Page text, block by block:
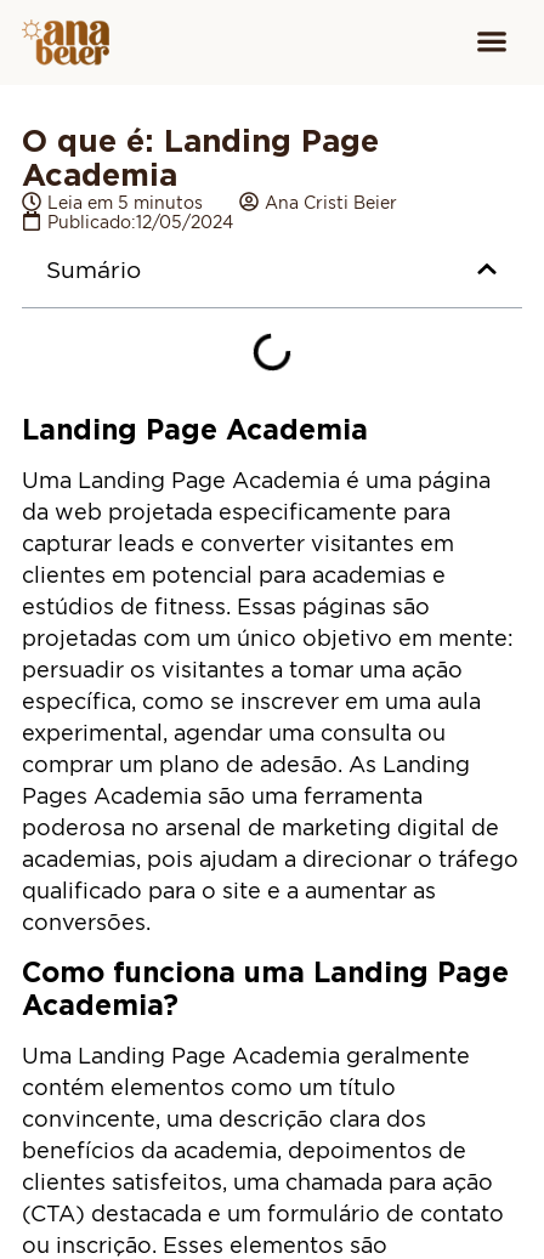
O que é: Landing Page
Academia
Leia em 5 minutos
Ana Cristi Beier
Publicado:12/05/2024
Sumário
Landing Page Academia
Uma Landing Page Academia é uma página
da web projetada especificamente para
capturar leads e converter visitantes em
clientes em potencial para academias e
estúdios de fitness. Essas páginas são
projetadas com um único objetivo em mente:
persuadir os visitantes a tomar uma ação
específica, como se inscrever em uma aula
experimental, agendar uma consulta ou
comprar um plano de adesão. As Landing
Pages Academia são uma ferramenta
poderosa no arsenal de marketing digital de
academias, pois ajudam a direcionar o tráfego
qualificado para o site e a aumentar as
conversões.
Como funciona uma Landing Page
Academia?
Uma Landing Page Academia geralmente
contém elementos como um título
convincente, uma descrição clara dos
benefícios da academia, depoimentos de
clientes satisfeitos, uma chamada para ação
(CTA) destacada e um formulário de contato
ou inscrição. Esses elementos são